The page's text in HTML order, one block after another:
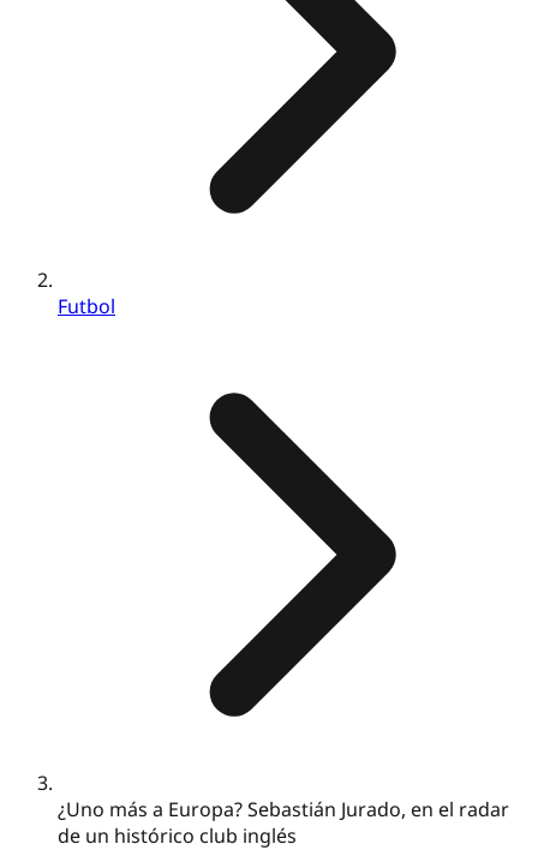
Futbol
¿Uno más a Europa? Sebastián Jurado, en el radar
de un histórico club inglés